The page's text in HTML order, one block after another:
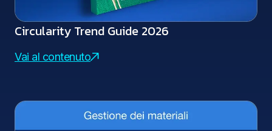
Circularity Trend Guide 2026
Vai al contenuto